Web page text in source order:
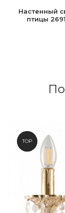
Настенный
птицы
NEW
TOP